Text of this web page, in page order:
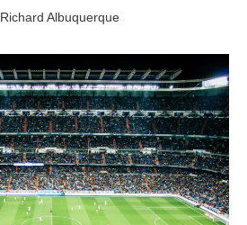
Richard Albuquerque